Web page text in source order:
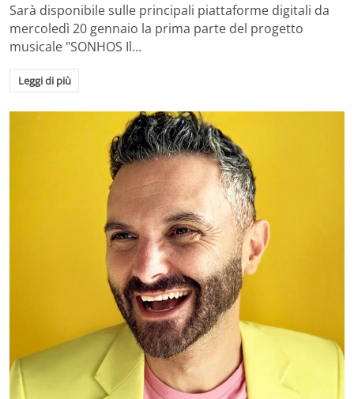
Sarà disponibile sulle principali piattaforme digitali da
mercoledì 20 gennaio la prima parte del progetto
musicale "SONHOS Il…
Leggi di più